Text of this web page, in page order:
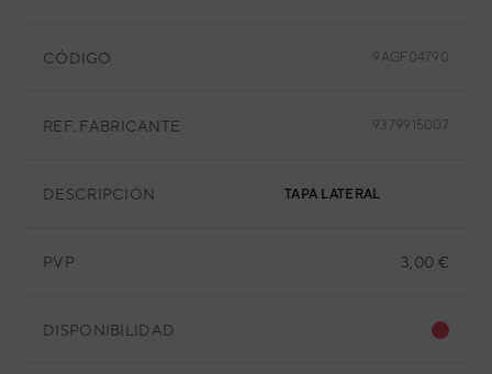
CÓDIGO 9AGF04790
REF. FABRICANTE 9379915007
DESCRIPCIÓN TAPA LATERAL
PVP 3,00 €
DISPONIBILIDAD